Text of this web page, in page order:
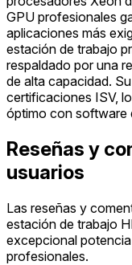
GPU profesionales
aplicaciones más
estación de trabajo
respaldado por una
de alta capacidad.
certificaciones ISV,
óptimo con software
Reseñas y
usuarios
Las reseñas y
estación de trabajo
excepcional
profesionales.